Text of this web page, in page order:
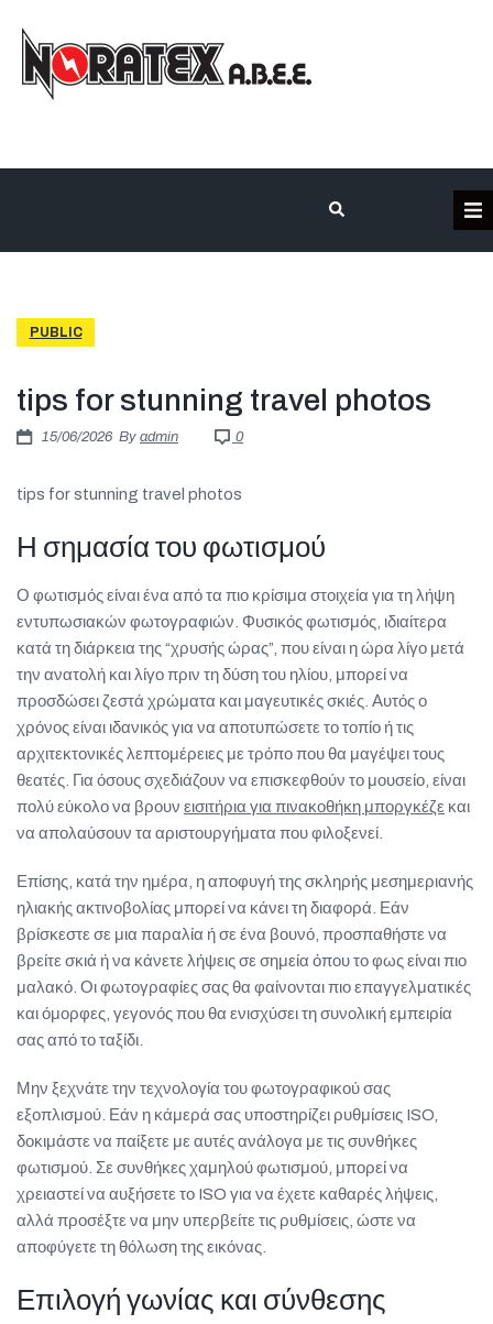
Κατηγορίες Προϊόντων
Τα έργα μας
Πιστοποιήσεις
E-shop
PUBLIC
tips for stunning travel photos
15/06/2026 By admin 0
tips for stunning travel photos
Η σημασία του φωτισμού
Ο φωτισμός είναι ένα από τα πιο κρίσιμα στοιχεία για τη λήψη
εντυπωσιακών φωτογραφιών. Φυσικός φωτισμός, ιδιαίτερα
κατά τη διάρκεια της “χρυσής ώρας”, που είναι η ώρα λίγο μετά
την ανατολή και λίγο πριν τη δύση του ηλίου, μπορεί να
προσδώσει ζεστά χρώματα και μαγευτικές σκιές. Αυτός ο
χρόνος είναι ιδανικός για να αποτυπώσετε το τοπίο ή τις
αρχιτεκτονικές λεπτομέρειες με τρόπο που θα μαγέψει τους
θεατές. Για όσους σχεδιάζουν να επισκεφθούν το μουσείο, είναι
πολύ εύκολο να βρουν εισιτήρια για πινακοθήκη μποργκέζε και
να απολαύσουν τα αριστουργήματα που φιλοξενεί.
Επίσης, κατά την ημέρα, η αποφυγή της σκληρής μεσημεριανής
ηλιακής ακτινοβολίας μπορεί να κάνει τη διαφορά. Εάν
βρίσκεστε σε μια παραλία ή σε ένα βουνό, προσπαθήστε να
βρείτε σκιά ή να κάνετε λήψεις σε σημεία όπου το φως είναι πιο
μαλακό. Οι φωτογραφίες σας θα φαίνονται πιο επαγγελματικές
και όμορφες, γεγονός που θα ενισχύσει τη συνολική εμπειρία
σας από το ταξίδι.
Μην ξεχνάτε την τεχνολογία του φωτογραφικού σας
εξοπλισμού. Εάν η κάμερά σας υποστηρίζει ρυθμίσεις ISO,
δοκιμάστε να παίξετε με αυτές ανάλογα με τις συνθήκες
φωτισμού. Σε συνθήκες χαμηλού φωτισμού, μπορεί να
χρειαστεί να αυξήσετε το ISO για να έχετε καθαρές λήψεις,
αλλά προσέξτε να μην υπερβείτε τις ρυθμίσεις, ώστε να
αποφύγετε τη θόλωση της εικόνας.
Επιλογή γωνίας και σύνθεσης